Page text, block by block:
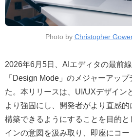
Photo by Christopher
2026年6月5日、AIエディタの最前
「Design Mode」のメジャーアッ
た。本リリースは、UI/UXデザイン
より強固にし、開発者がより直感
構築できるようにすることを目的
インの意図を汲み取り、即座にコ